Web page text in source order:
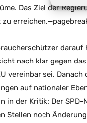
Das Ziel der
darauf
nach klar gegen
vereinbar sei.
auf nationaler
in der Kritik: Der
Stellen noch